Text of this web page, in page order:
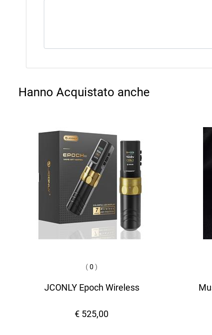
Hanno Acquistato anche
(0 )
JCONLY Epoch Wireless
€ 525,00